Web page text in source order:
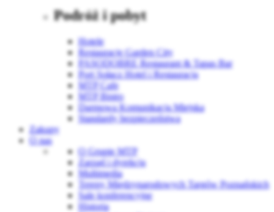
Podróż i pobyt
Hotele
Restauracje Garden City
PASODOBRE Restaurant & Tapas Bar
Port Sołacz Hotel i Restauracja
MTP Cafe
MTP Bistro
Darmowa Komunikacja Miejska
Standardy bezpieczeństwa
Zakupy
O nas
O Grupie MTP
Zarząd i dyrekcja
Multimedia
Tereny Międzynarodowych Targów Poznańskich
Sale konferencyjne
Historia